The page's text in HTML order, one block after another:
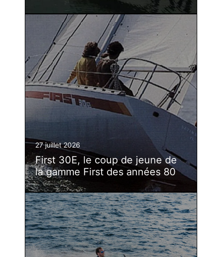
27 juillet 2026
First 30E, le coup de jeune de
la gamme First des années 80